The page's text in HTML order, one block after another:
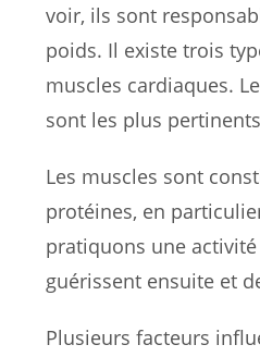
voir, ils sont
poids. Il existe trois
muscles cardiaques.
sont les plus
Les muscles sont
protéines, en
pratiquons une
guérissent ensuite et
Plusieurs facteurs